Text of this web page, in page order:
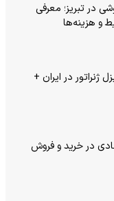
در تبریز؛ معرفی
و هزینه‌ها
ژنراتور در ایران +
در خرید و فروش